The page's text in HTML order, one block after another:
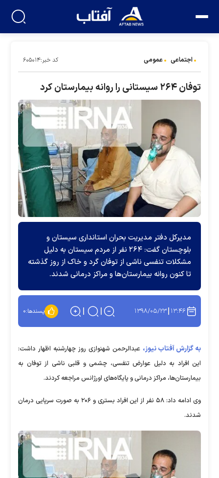
اجتماعی عمومی کد خبر:۶۰۵۰۱۴
توفان ۲۶۴ سیستانی را روانه بیمارستان کرد
مدیرکل دفتر مدیریت بحران استانداری سیستان و
بلوچستان گفت: ۲۶۴ نفر از مردم سیستان به دلیل
مشکلات تنفسی ناشی از توفان گرد و خاک از روز گذشته
تا کنون روانه بیمارستان‌ها و مراکز درمانی شدند.
۱۳:۴۶ ۱۳۹۸/۰۵/۲۳ پسندها:۰
به گزارش آفتاب نیوز، عبدالرحمن شهنوازی روز چهارشنبه اظهار داشت:
این افراد به دلیل عوارض تنفسی، چشمی و قلبی ناشی از توفان به
بیمارستان‌ها، مراکز درمانی و پایگاه‌های اورژانس مراجعه کردند.
وی ادامه داد: ۵۸ نفر از این افراد بستری و ۲۰۶ به صورت سرپایی درمان
شدند.